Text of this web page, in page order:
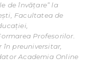
de învățare” la
Facultatea de
Profesorilor.
în preuniversitar,
Academia Online